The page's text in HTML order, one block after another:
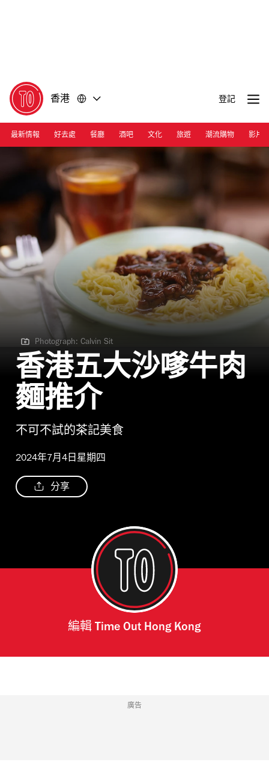
香港 登記
最新情報 好去處 餐廳 酒吧 文化 旅遊 潮流購物 影片
Photograph: Calvin Sit
Photograph: Calvin Sit
香港五大沙嗲牛肉
麵推介
不可不試的茶記美食
2024年7月4日星期四
分享
編輯 Time Out Hong Kong
廣告